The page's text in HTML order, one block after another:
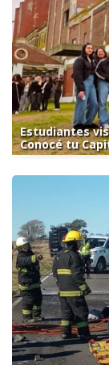
Estudiantes
Conocé tu